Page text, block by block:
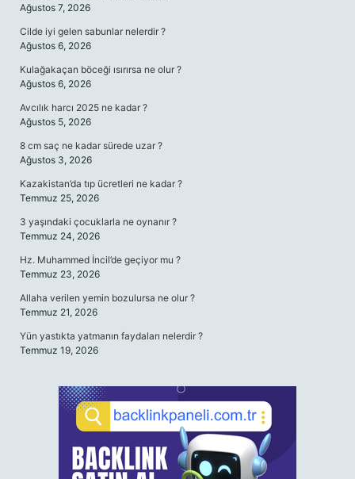
Ağustos 7, 2026
Cilde iyi gelen sabunlar nelerdir ?
Ağustos 6, 2026
Kulağakaçan böceği ısırırsa ne olur ?
Ağustos 6, 2026
Avcılık harcı 2025 ne kadar ?
Ağustos 5, 2026
8 cm saç ne kadar sürede uzar ?
Ağustos 3, 2026
Kazakistan’da tıp ücretleri ne kadar ?
Temmuz 25, 2026
3 yaşındaki çocuklarla ne oynanır ?
Temmuz 24, 2026
Hz. Muhammed İncil’de geçiyor mu ?
Temmuz 23, 2026
Allaha verilen yemin bozulursa ne olur ?
Temmuz 21, 2026
Yün yastıkta yatmanın faydaları nelerdir ?
Temmuz 19, 2026